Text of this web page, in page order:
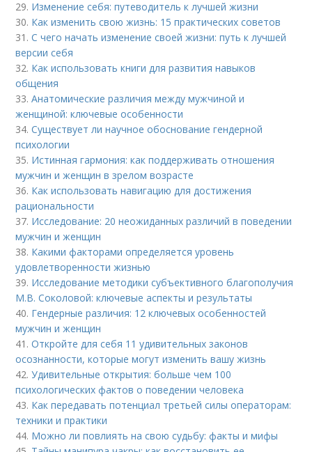
29. Изменение себя: путеводитель к лучшей жизни
30. Как изменить свою жизнь: 15 практических советов
31.С чего начать изменение своей жизни: путь к лучшей
версии себя
32. Как использовать книги для развития навыков
общения
33.Анатомические различия между мужчиной и
женщиной: ключевые особенности
34.Существует ли научное обоснование гендерной
психологии
35. Истинная гармония: как поддерживать отношения
мужчин и женщин в зрелом возрасте
36. Как использовать навигацию для достижения
рациональности
37. Исследование: 20 неожиданных различий в поведении
мужчин и женщин
38. Какими факторами определяется уровень
удовлетворенности жизнью
39. Исследование методики субъективного благополучия
М.В. Соколовой: ключевые аспекты и результаты
40. Гендерные различия: 12 ключевых особенностей
мужчин и женщин
41.Откройте для себя 11 удивительных законов
осознанности, которые могут изменить вашу жизнь
42.Удивительные открытия: больше чем 100
психологических фактов о поведении человека
43. Как передавать потенциал третьей силы операторам:
техники и практики
44. Можно ли повлиять на свою судьбу: факты и мифы